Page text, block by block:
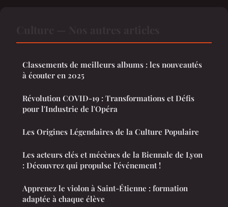
Classements de meilleurs albums : les nouveautés
à écouter en 2025
Révolution COVID-19 : Transformations et Défis
pour l'Industrie de l'Opéra
Les Origines Légendaires de la Culture Populaire
Les acteurs clés et mécènes de la Biennale de Lyon
: Découvrez qui propulse l'événement !
Apprenez le violon à Saint-Étienne : formation
adaptée à chaque élève